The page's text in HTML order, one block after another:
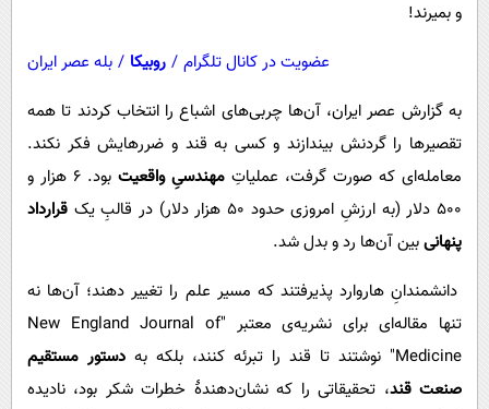
و بمیرند!
عضویت در کانال تلگرام / روبیکا / بله عصر ایران
به گزارش عصر ایران، آن‌ها چربی‌های اشباع را انتخاب کردند تا همه
تقصیرها را گردنش بیندازند و کسی به قند و ضررهایش فکر نکند.
معامله‌ای که صورت گرفت، عملیاتِ مهندسیِ واقعیت
بود. 6 هزار و
500 دلار (به ارزشِ امروزی حدود 50 هزار دلار) در قالبِ یک
قرارداد
پنهانیبین آن‌ها رد و بدل شد.
دانشمندانِ هاروارد پذیرفتند که مسیر علم را تغییر دهند؛ آن‌ها نه
تنها مقاله‌ای برای نشریه‌ی معتبر "New England Journal of
Medicine" نوشتند تا قند را تبرئه کنند، بلکه به
دستور مستقیم
صنعت قند، تحقیقاتی را که نشان‌دهندۀ خطرات شکر بود، نادیده